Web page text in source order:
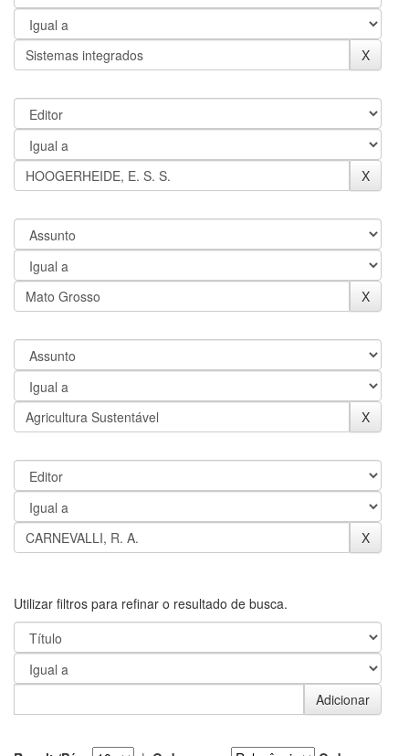
Utilizar filtros para refinar o resultado de busca.